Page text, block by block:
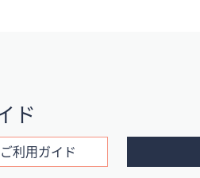
ド
ご利用ガイド